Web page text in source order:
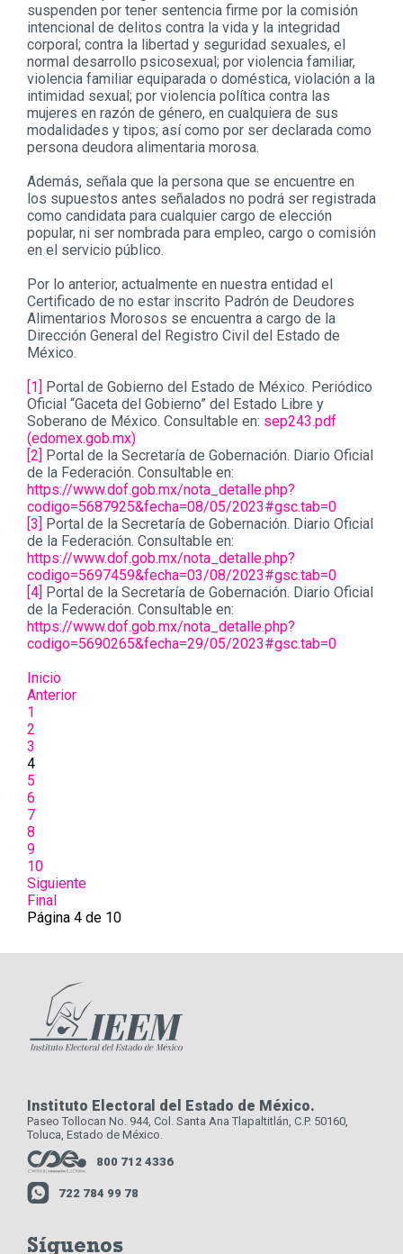
suspenden por tener sentencia firme por la comisión
intencional de delitos contra la vida y la integridad
corporal; contra la libertad y seguridad sexuales, el
normal desarrollo psicosexual; por violencia familiar,
violencia familiar equiparada o doméstica, violación a la
intimidad sexual; por violencia política contra las
mujeres en razón de género, en cualquiera de sus
modalidades y tipos; así como por ser declarada como
persona deudora alimentaria morosa.
Además, señala que la persona que se encuentre en
los supuestos antes señalados no podrá ser registrada
como candidata para cualquier cargo de elección
popular, ni ser nombrada para empleo, cargo o comisión
en el servicio público.
Por lo anterior, actualmente en nuestra entidad el
Certificado de no estar inscrito Padrón de Deudores
Alimentarios Morosos se encuentra a cargo de la
Dirección General del Registro Civil del Estado de
México.
[1] Portal de Gobierno del Estado de México. Periódico
Oficial “Gaceta del Gobierno” del Estado Libre y
Soberano de México. Consultable en: sep243.pdf
(edomex.gob.mx)
[2] Portal de la Secretaría de Gobernación. Diario Oficial
de la Federación. Consultable en:
https://www.dof.gob.mx/nota_detalle.php?
codigo=5687925&fecha=08/05/2023#gsc.tab=0
[3] Portal de la Secretaría de Gobernación. Diario Oficial
de la Federación. Consultable en:
https://www.dof.gob.mx/nota_detalle.php?
codigo=5697459&fecha=03/08/2023#gsc.tab=0
[4] Portal de la Secretaría de Gobernación. Diario Oficial
de la Federación. Consultable en:
https://www.dof.gob.mx/nota_detalle.php?
codigo=5690265&fecha=29/05/2023#gsc.tab=0
Inicio
Anterior
1
2
3
4
5
6
7
8
9
10
Siguiente
Final
Página 4 de 10
Instituto Electoral del Estado de México.
Paseo Tollocan No. 944, Col. Santa Ana Tlapaltitlán, C.P. 50160,
Toluca, Estado de México.
800 712 4336
722 784 99 78
Síguenos